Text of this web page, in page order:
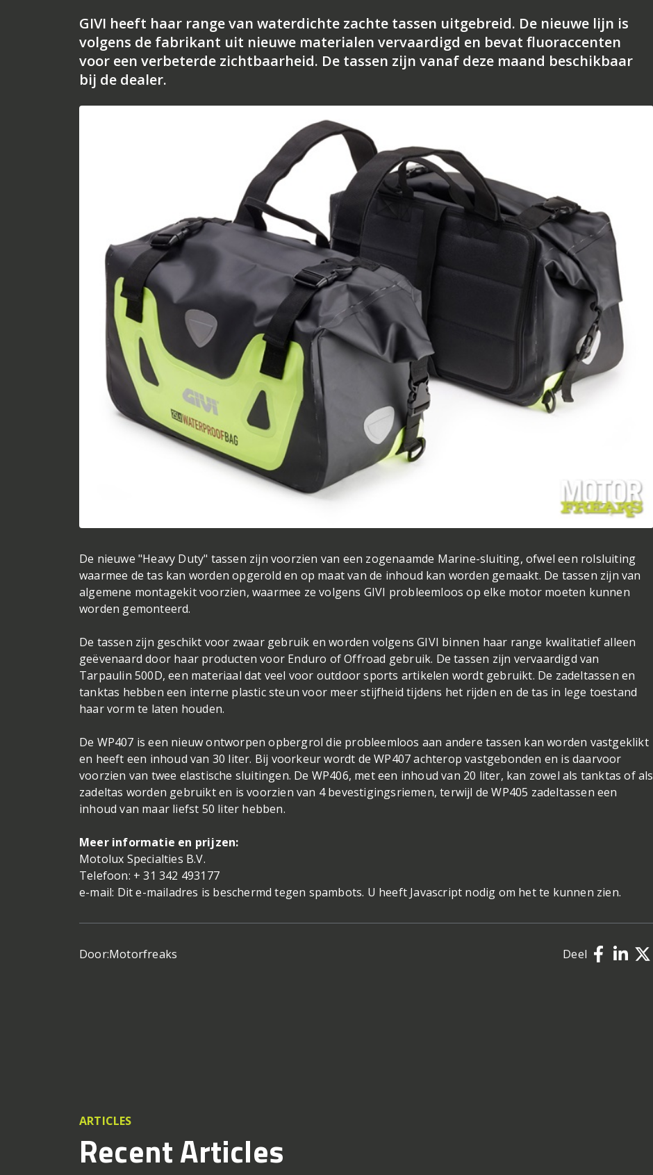
GIVI heeft haar range van waterdichte zachte tassen uitgebreid. De nieuwe lijn is
volgens de fabrikant uit nieuwe materialen vervaardigd en bevat fluoraccenten
voor een verbeterde zichtbaarheid. De tassen zijn vanaf deze maand beschikbaar
bij de dealer.
De nieuwe "Heavy Duty" tassen zijn voorzien van een zogenaamde Marine-sluiting, ofwel een rolsluiting
waarmee de tas kan worden opgerold en op maat van de inhoud kan worden gemaakt. De tassen zijn van
algemene montagekit voorzien, waarmee ze volgens GIVI probleemloos op elke motor moeten kunnen
worden gemonteerd.
De tassen zijn geschikt voor zwaar gebruik en worden volgens GIVI binnen haar range kwalitatief alleen
geëvenaard door haar producten voor Enduro of Offroad gebruik. De tassen zijn vervaardigd van
Tarpaulin 500D, een materiaal dat veel voor outdoor sports artikelen wordt gebruikt. De zadeltassen en
tanktas hebben een interne plastic steun voor meer stijfheid tijdens het rijden en de tas in lege toestand
haar vorm te laten houden.
De WP407 is een nieuw ontworpen opbergrol die probleemloos aan andere tassen kan worden vastgeklikt
en heeft een inhoud van 30 liter. Bij voorkeur wordt de WP407 achterop vastgebonden en is daarvoor
voorzien van twee elastische sluitingen. De WP406, met een inhoud van 20 liter, kan zowel als tanktas of als
zadeltas worden gebruikt en is voorzien van 4 bevestigingsriemen, terwijl de WP405 zadeltassen een
inhoud van maar liefst 50 liter hebben.
Meer informatie en prijzen:
Motolux Specialties B.V.
Telefoon: + 31 342 493177
e-mail: Dit e-mailadres is beschermd tegen spambots. U heeft Javascript nodig om het te kunnen zien.
Door:Motorfreaks Deel
ARTICLES
Recent Articles